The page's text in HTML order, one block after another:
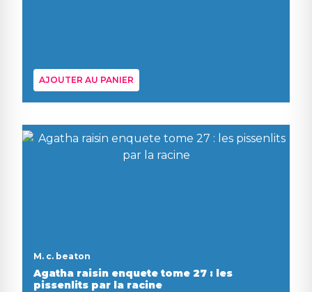
AJOUTER AU PANIER
M. c. beaton
Agatha raisin enquete tome 27 : les
pissenlits par la racine